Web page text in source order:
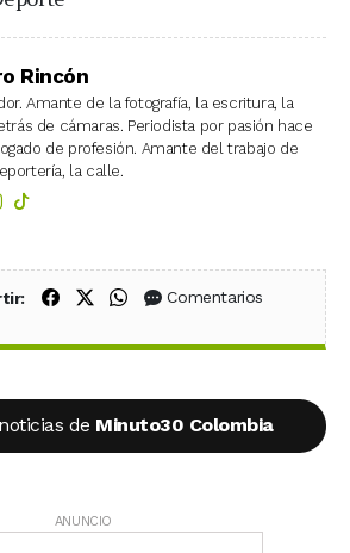
Rincón
Amante de la fotografía, la escritura, la
de cámaras. Periodista por pasión hace
de profesión. Amante del trabajo de
la calle.
Compartir en Facebook
Compartir en X (Twitter)
Compartir en WhatsApp
Comentarios
de Minuto30 Colombia
ANUNCIO